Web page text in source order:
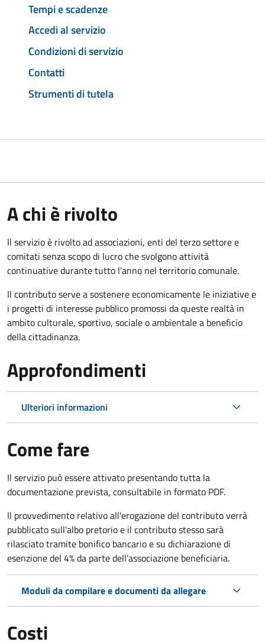
Tempi e scadenze
Accedi al servizio
Condizioni di servizio
Contatti
Strumenti di tutela
A chi è rivolto
Il servizio è rivolto ad associazioni, enti del terzo settore e
comitati senza scopo di lucro che svolgono attività
continuative durante tutto l'anno nel territorio comunale.
Il contributo serve a sostenere economicamente le iniziative e
i progetti di interesse pubblico promossi da queste realtà in
ambito culturale, sportivo, sociale o ambientale a beneficio
della cittadinanza.
Approfondimenti
Ulteriori informazioni
Come fare
Il servizio può essere attivato presentando tutta la
documentazione prevista, consultabile in formato PDF.
Il provvedimento relativo all'erogazione del contributo verrà
pubblicato sull'albo pretorio e il contributo stesso sarà
rilasciato tramite bonifico bancario e su dichiarazione di
esenzione del 4% da parte dell'associazione beneficiaria.
Moduli da compilare e documenti da allegare
Costi